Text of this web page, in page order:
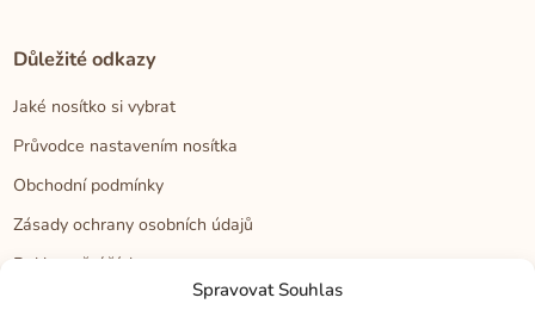
Spravovat Souhlas
Důležité odkazy
Jaké nosítko si vybrat
Průvodce nastavením nosítka
Obchodní podmínky
Zásady ochrany osobních údajů
Reklamační řád